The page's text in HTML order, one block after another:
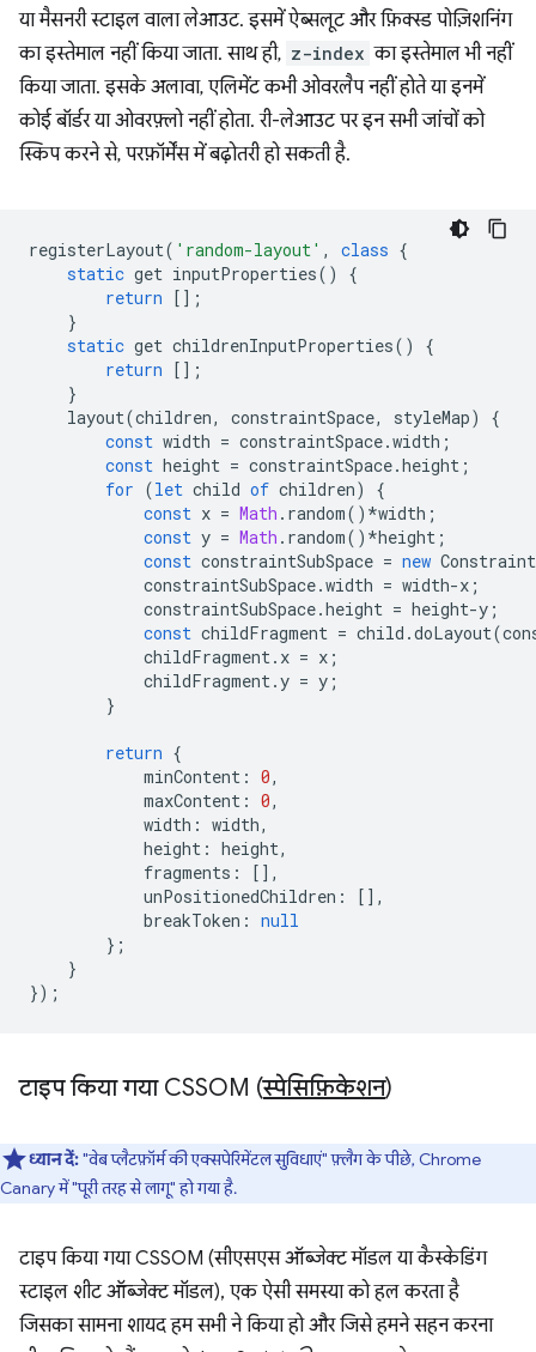
या मैसनरी स्टाइल वाला लेआउट. इसमें ऐब्सलूट और फ़िक्स्ड पोज़िशनिंग
का इस्तेमाल नहीं किया जाता. साथ ही, z-index का इस्तेमाल भी नहीं
किया जाता. इसके अलावा, एलिमेंट कभी ओवरलैप नहीं होते या इनमें
कोई बॉर्डर या ओवरफ़्लो नहीं होता. री-लेआउट पर इन सभी जांचों को
स्किप करने से, परफ़ॉर्मेंस में बढ़ोतरी हो सकती है.
registerLayout( 'random-layout' , class {
static get inputProperties()
{
return [];
}
static get childrenInputProperties()
{
return [];
}
layout(children, constraintSpace, styleMap)
{
const width = constraintSpace.width ;
const height = constraintSpace.height ;
for (let child of children)
{
const x = Math . random() *width ;
const y = Math . random() *height ;
const constraintSubSpace = new
constraintSubSpace.width = width-x ;
constraintSubSpace.height = height-y ;
const childFragment = child .doLayout(
childFragment. x = x ;
childFragment.y = y ;
}
return {
minContent : 0,
maxContent : 0,
width : width,
height : height,
fragments :
[],
unPositionedChildren :
[],
breakToken : null
};
}
});
टाइप किया गया CSSOM (स्पेसिफ़िकेशन)
ध्यान दें:"वेब प्लैटफ़ॉर्म की एक्सपेरिमेंटल सुविधाएं" फ़्लैग के पीछे, Chrome
Canary में "पूरी तरह से लागू" हो गया है.
टाइप किया गया CSSOM (सीएसएस ऑब्जेक्ट मॉडल या कैस्केडिंग
स्टाइल शीट ऑब्जेक्ट मॉडल), एक ऐसी समस्या को हल करता है
जिसका सामना शायद हम सभी ने किया हो और जिसे हमने सहन करना